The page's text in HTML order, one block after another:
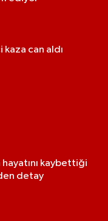
can aldı
kaybettiği
detay